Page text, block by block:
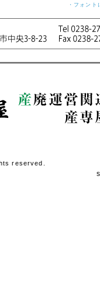
・フォント
reserved.